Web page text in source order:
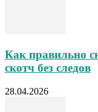
Как правильно
скотч без следов
28.04.2026